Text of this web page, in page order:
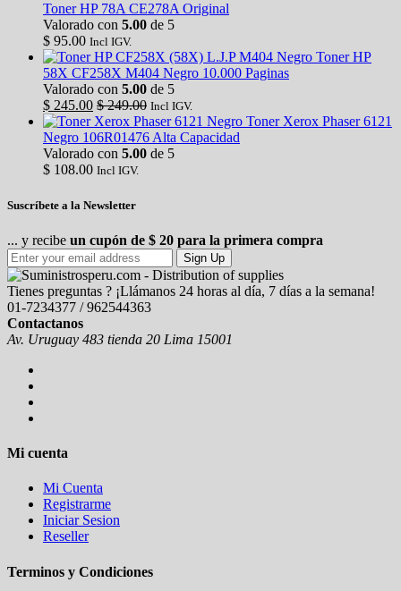
Toner HP 78A CE278A Original
Valorado con 5.00 de 5
$ 95.00 Incl IGV.
Toner HP
58X CF258X M404 Negro 10.000 Paginas
Valorado con 5.00 de 5
$ 245.00 $249.00 Incl IGV.
Toner Xerox Phaser 6121
Negro 106R01476 Alta Capacidad
Valorado con 5.00 de 5
$ 108.00 Incl IGV.
Suscríbete a la Newsletter
... y recibe un cupón de $ 20 para la primera compra
Sign Up
Tienes preguntas ? ¡Llámanos 24 horas al día, 7 días a la semana!
01-7234377 / 962544363
Contactanos
Av. Uruguay 483 tienda 20 Lima 15001
Mi cuenta
Mi Cuenta
Registrarme
Iniciar Sesion
Reseller
Terminos y Condiciones